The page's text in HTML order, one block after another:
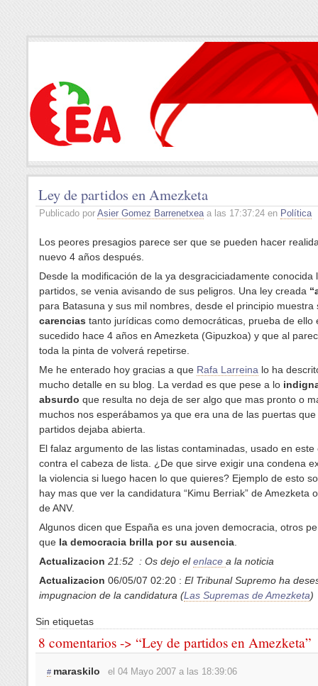
Ley de partidos en Amezketa
Publicado por Asier Gomez Barrenetxeaa las 17:37:24 en Política
Los peores presagios parece ser que se pueden hacer
nuevo 4 años después.
Desde la modificación de la ya desgraciciadamente conocida
partidos, se venia avisando de sus peligros. Una ley creada
para Batasuna y sus mil nombres, desde el principio muestra
carencias tanto jurídicas como democráticas, prueba de ello
sucedido hace 4 años en Amezketa (Gipuzkoa) y que al
toda la pinta de volverá repetirse.
Me he enterado hoy gracias a que Rafa Larreina lo ha
mucho detalle en su blog. La verdad es que pese a lo
absurdo que resulta no deja de ser algo que mas pronto o
muchos nos esperábamos ya que era una de las puertas
partidos dejaba abierta.
El falaz argumento de las listas contaminadas, usado en este
contra el cabeza de lista. ¿De que sirve exigir una condena
la violencia si luego hacen lo que quieres? Ejemplo de esto
hay mas que ver la candidatura “Kimu Berriak” de Amezketa
de ANV.
Algunos dicen que España es una joven democracia, otros
que la democracia brilla por su ausencia.
Actualizacion 21:52 : Os dejo elenlace a la noticia
Actualizacion 06/05/07 02:20 : El Tribunal Supremo ha
impugnacion de la candidatura (Las Supremas de Amezketa)
Sin etiquetas
8 comentarios -> “Ley de partidos en Amezketa”
# maraskilo
el 04 Mayo 2007 a las 18:39:06